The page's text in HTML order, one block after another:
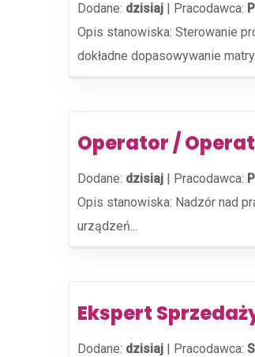
Dodane: dzisiaj | Pracodawca:
Opis stanowiska: Sterowanie
dokładne dopasowywanie
Operator /
Dodane: dzisiaj | Pracodawca:
Opis stanowiska: Nadzór nad
urządzeń...
Ekspert
Dodane: dzisiaj | Pracodawca: